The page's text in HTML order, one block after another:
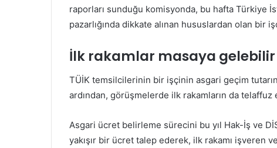
raporları sunduğu komisyonda, bu hafta Türkiye
pazarlığında dikkate alınan hususlardan olan bir
İlk rakamlar masaya gelebilir
TÜİK temsilcilerinin bir işçinin asgari geçim
ardından, görüşmelerde ilk rakamların da
Asgari ücret belirleme sürecini bu yıl Hak-İş ve
yakışır bir ücret talep ederek, ilk rakamı işveren